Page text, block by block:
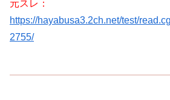
元スレ：
https://hayabusa3.2ch.net/test/
2755/